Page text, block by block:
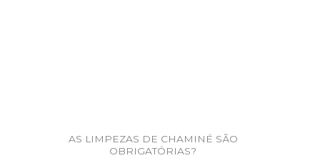
AS LIMPEZAS DE CHAMINÉ SÃO
OBRIGATÓRIAS?